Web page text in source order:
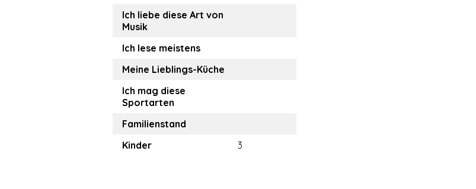
Ich liebe diese Art von
Musik
Ich lese meistens
Meine Lieblings-Küche
Ich mag diese
Sportarten
Familienstand
Kinder
3